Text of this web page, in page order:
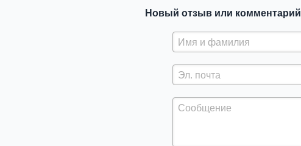
Новый отзыв или комментарий